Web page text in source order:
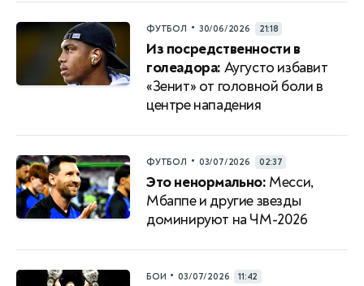
ФУТБОЛ • 30/06/2026 21:18
Из посредственности в
голеадора: Аугусто избавит
«Зенит» от головной боли в
центре нападения
ФУТБОЛ • 03/07/2026 02:37
Это ненормально: Месси,
Мбаппе и другие звезды
доминируют на ЧМ-2026
БОИ • 03/07/2026 11:42